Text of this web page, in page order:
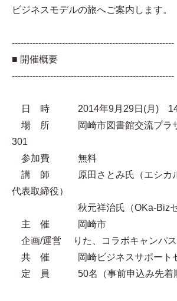
ビジネスモデルの旅へご案内します。
-------------------------------------------------------
■ 開催概要
-------------------------------------------------------
日 時 2014年9月29日(月)
場 所 岡崎市図書館交流プラザ
301
参加費 無料
講 師 原田さとみ氏（エシカル
代表取締役）
秋元祥治氏（OKa-Bizセン
主 催 岡崎市
企画/運営 りた、コラボキャンパス
共 催 岡崎ビジネスサポートセ
定 員 50名（事前申込み先着